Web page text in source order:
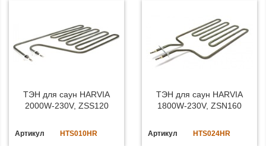
ТЭН для саун HARVIA
2000W-230V, ZSS120
Артикул HTS010HR
ТЭН для саун HARVIA
1800W-230V, ZSN160
Артикул HTS024HR